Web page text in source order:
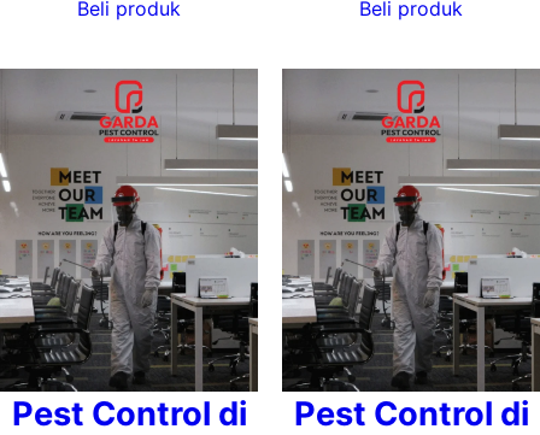
Beli produk Beli produk
Pest Control di
Pest Control di